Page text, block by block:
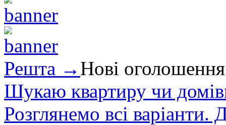
Решта → Нові оголошення
Шукаю квартиру чи
Розглянемо всі варіанти.